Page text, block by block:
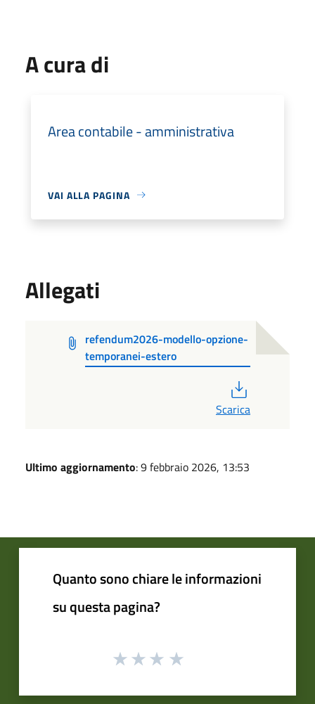
A cura di
Area contabile - amministrativa
VAI ALLA PAGINA
Allegati
refendum2026-modello-opzione-
temporanei-estero
Scarica
Ultimo aggiornamento: 9 febbraio 2026, 13:53
Quanto sono chiare le informazioni
su questa pagina?